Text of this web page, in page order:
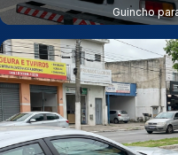
Guincho